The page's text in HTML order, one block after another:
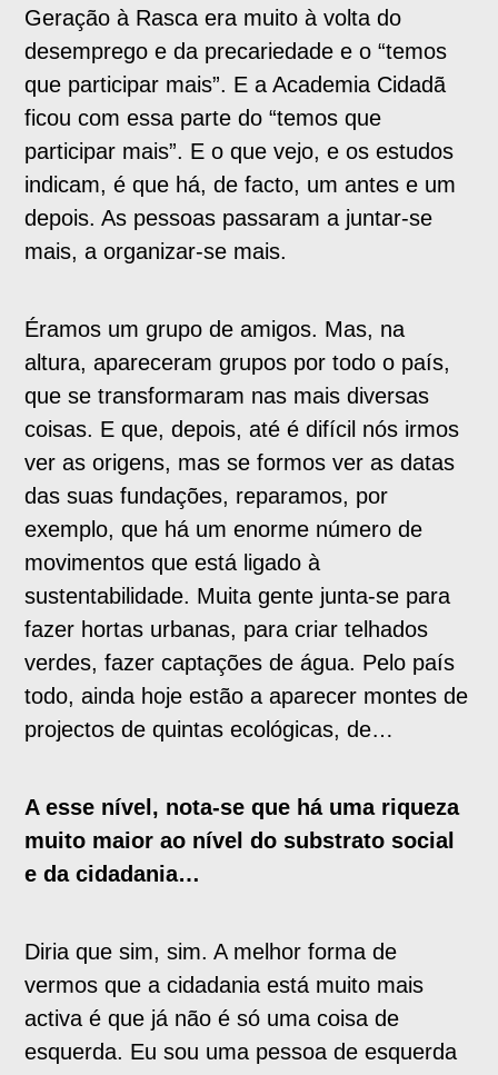
Geração à Rasca era muito à volta do
desemprego e da precariedade e o “temos
que participar mais”. E a Academia Cidadã
ficou com essa parte do “temos que
participar mais”. E o que vejo, e os estudos
indicam, é que há, de facto, um antes e um
depois. As pessoas passaram a juntar-se
mais, a organizar-se mais.
Éramos um grupo de amigos. Mas, na
altura, apareceram grupos por todo o país,
que se transformaram nas mais diversas
coisas. E que, depois, até é difícil nós irmos
ver as origens, mas se formos ver as datas
das suas fundações, reparamos, por
exemplo, que há um enorme número de
movimentos que está ligado à
sustentabilidade. Muita gente junta-se para
fazer hortas urbanas, para criar telhados
verdes, fazer captações de água. Pelo país
todo, ainda hoje estão a aparecer montes de
projectos de quintas ecológicas, de…
A esse nível, nota-se que há uma riqueza
muito maior ao nível do substrato social
e da cidadania…
Diria que sim, sim. A melhor forma de
vermos que a cidadania está muito mais
activa é que já não é só uma coisa de
esquerda. Eu sou uma pessoa de esquerda